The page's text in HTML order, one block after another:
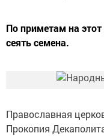
По приметам на
сеять семена.
Православная
Прокопия